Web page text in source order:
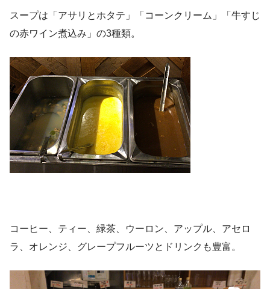
スープは「アサリとホタテ」「コーンクリーム」「牛すじ
の赤ワイン煮込み」の3種類。
コーヒー、ティー、緑茶、ウーロン、アップル、アセロ
ラ、オレンジ、グレープフルーツとドリンクも豊富。